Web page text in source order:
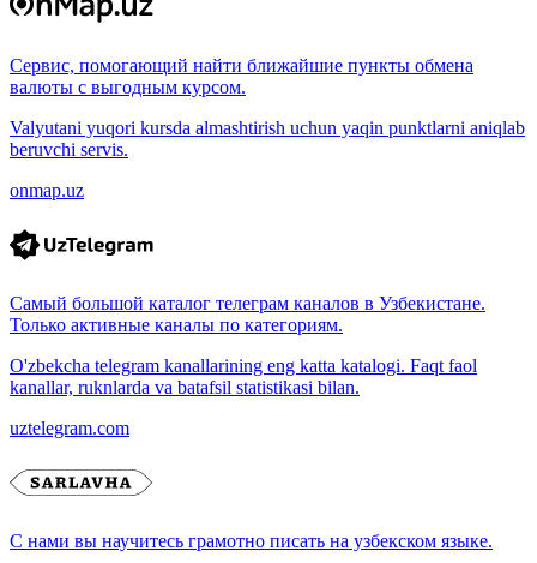
Сервис, помогающий найти ближайшие пункты обмена
валюты с выгодным курсом.
Valyutani yuqori kursda almashtirish uchun yaqin punktlarni aniqlab
beruvchi servis.
onmap.uz
Самый большой каталог телеграм каналов в Узбекистане.
Только активные каналы по категориям.
O'zbekcha telegram kanallarining eng katta katalogi. Faqt faol
kanallar, ruknlarda va batafsil statistikasi bilan.
uztelegram.com
С нами вы научитесь грамотно писать на узбекском языке.